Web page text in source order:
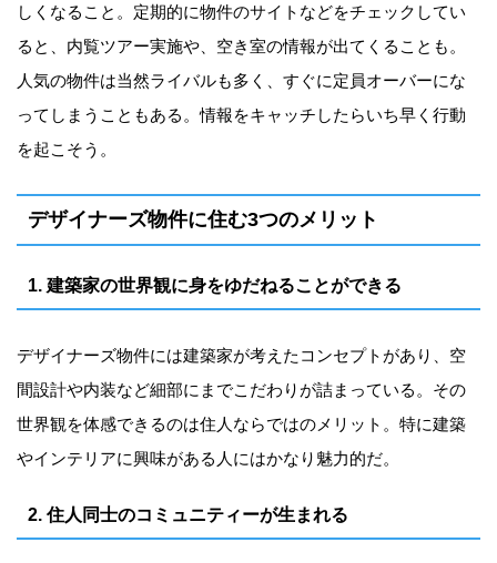
しくなること。定期的に物件のサイトなどをチェックしてい
ると、内覧ツアー実施や、空き室の情報が出てくることも。
人気の物件は当然ライバルも多く、すぐに定員オーバーにな
ってしまうこともある。情報をキャッチしたらいち早く行動
を起こそう。
デザイナーズ物件に住む3つのメリット
1. 建築家の世界観に身をゆだねることができる
デザイナーズ物件には建築家が考えたコンセプトがあり、空
間設計や内装など細部にまでこだわりが詰まっている。その
世界観を体感できるのは住人ならではのメリット。特に建築
やインテリアに興味がある人にはかなり魅力的だ。
2. 住人同士のコミュニティーが生まれる